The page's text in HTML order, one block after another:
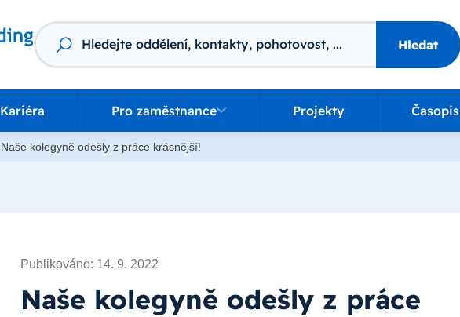
Vyhledávání
Hledat
Kariéra Pro zaměstnance Projekty Časopis
Naše kolegyně odešly z práce krásnější!
Publikováno: 14. 9. 2022
Naše kolegyně odešly z práce